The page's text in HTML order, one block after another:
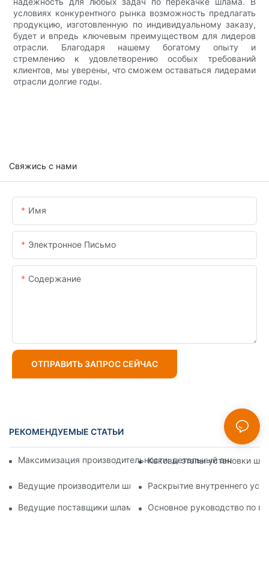
условиях конкурентного рынка возможность предлагать
продукцию, изготовленную по индивидуальному заказу,
будет и впредь ключевым преимуществом для лидеров
отрасли. Благодаря нашему богатому опыту и
стремлению к удовлетворению особых требований
клиентов, мы уверены, что сможем оставаться лидерами
отрасли долгие годы.
Свяжись с нами
Имя
Электронное Письмо
Содержание
ОТПРАВИТЬ ЗАПРОС СЕЙЧАС
РЕКОМЕНДУЕМЫЕ СТАТЬИ
Максимизация производительности: детальный анализ
Каковы этапы установки
Ведущие производители шламовых насосов: ведущие
Раскрытие внутреннего
Ведущие поставщики шламовых насосов в отрасли:
Основное руководство по